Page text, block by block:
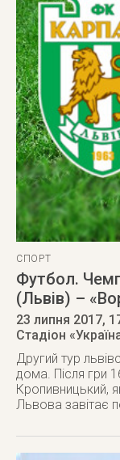
СПОРТ
Футбол.
(Львів) –
23 липня 2017,
Стадіон
Другий тур
дома. Після гри
Кропивницький,
Львова завітає